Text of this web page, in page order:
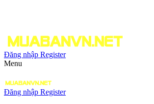
Đăng nhập Register
Menu
Đăng nhập Register